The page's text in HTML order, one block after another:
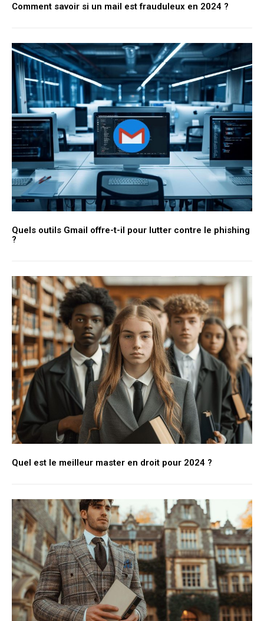
Comment savoir si un mail est frauduleux en 2024 ?
Quels outils Gmail offre-t-il pour lutter contre le phishing
?
Quel est le meilleur master en droit pour 2024 ?